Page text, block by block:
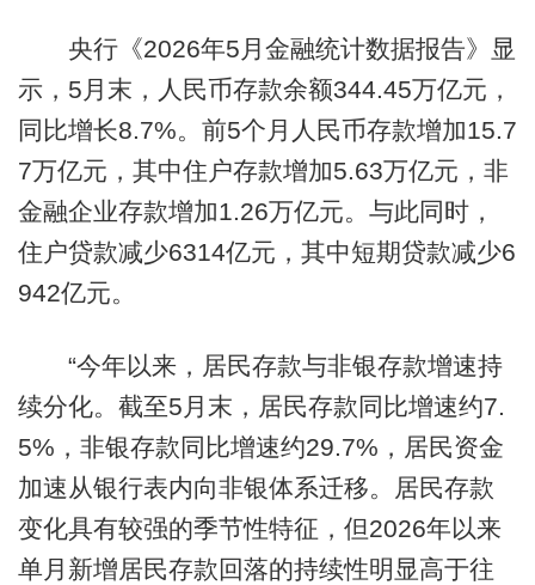
央行《2026年5月金融统计数据报告》显
示，5月末，人民币存款余额344.45万亿元，
同比增长8.7%。前5个月人民币存款增加15.7
7万亿元，其中住户存款增加5.63万亿元，非
金融企业存款增加1.26万亿元。与此同时，
住户贷款减少6314亿元，其中短期贷款减少6
942亿元。
“今年以来，居民存款与非银存款增速持
续分化。截至5月末，居民存款同比增速约7.
5%，非银存款同比增速约29.7%，居民资金
加速从银行表内向非银体系迁移。居民存款
变化具有较强的季节性特征，但2026年以来
单月新增居民存款回落的持续性明显高于往